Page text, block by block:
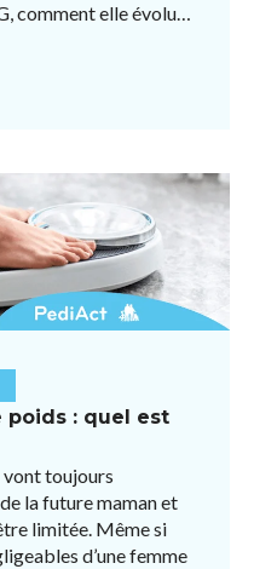
comment elle évolue
poids : quel est
vont toujours
la future maman et
limitée. Même si
d’une femme